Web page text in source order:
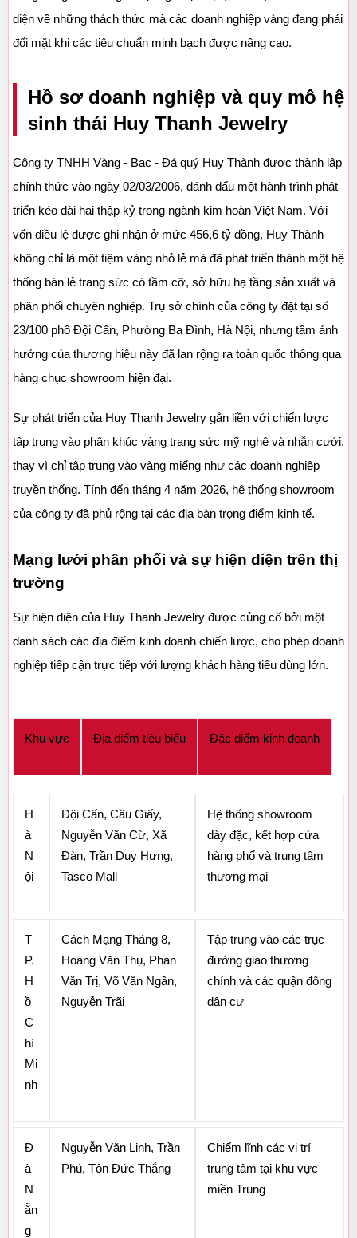
diện về những thách thức mà các doanh nghiệp vàng đang phải
đối mặt khi các tiêu chuẩn minh bạch được nâng cao.
Hồ sơ doanh nghiệp và quy mô hệ
sinh thái Huy Thanh Jewelry
Công ty TNHH Vàng - Bạc - Đá quý Huy Thành được thành lập
chính thức vào ngày 02/03/2006, đánh dấu một hành trình phát
triển kéo dài hai thập kỷ trong ngành kim hoàn Việt Nam. Với
vốn điều lệ được ghi nhận ở mức 456,6 tỷ đồng, Huy Thành
không chỉ là một tiệm vàng nhỏ lẻ mà đã phát triển thành một hệ
thống bán lẻ trang sức có tầm cỡ, sở hữu hạ tầng sản xuất và
phân phối chuyên nghiệp. Trụ sở chính của công ty đặt tại số
23/100 phố Đội Cấn, Phường Ba Đình, Hà Nội, nhưng tầm ảnh
hưởng của thương hiệu này đã lan rộng ra toàn quốc thông qua
hàng chục showroom hiện đại.
Sự phát triển của Huy Thanh Jewelry gắn liền với chiến lược
tập trung vào phân khúc vàng trang sức mỹ nghệ và nhẫn cưới,
thay vì chỉ tập trung vào vàng miếng như các doanh nghiệp
truyền thống. Tính đến tháng 4 năm 2026, hệ thống showroom
của công ty đã phủ rộng tại các địa bàn trọng điểm kinh tế.
Mạng lưới phân phối và sự hiện diện trên thị
trường
Sự hiện diện của Huy Thanh Jewelry được củng cố bởi một
danh sách các địa điểm kinh doanh chiến lược, cho phép doanh
nghiệp tiếp cận trực tiếp với lượng khách hàng tiêu dùng lớn.
Khu vực Địa điểm tiêu biểu Đặc điểm kinh doanh
H
à
N
ội
Đội Cấn, Cầu Giấy,
Nguyễn Văn Cừ, Xã
Đàn, Trần Duy Hưng,
Tasco Mall
Hệ thống showroom
dày đặc, kết hợp cửa
hàng phố và trung tâm
thương mại
T
P.
H
ồ
C
hí
Mi
nh
Cách Mạng Tháng 8,
Hoàng Văn Thụ, Phan
Văn Trị, Võ Văn Ngân,
Nguyễn Trãi
Tập trung vào các trục
đường giao thương
chính và các quận đông
dân cư
Đ
à
N
ẵn
g
Nguyễn Văn Linh, Trần
Phú, Tôn Đức Thắng
Chiếm lĩnh các vị trí
trung tâm tại khu vực
miền Trung